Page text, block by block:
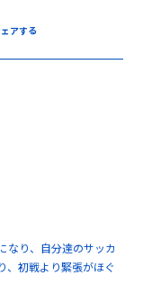
アする
なり、自分達のサッカ
、初戦より緊張がほぐ